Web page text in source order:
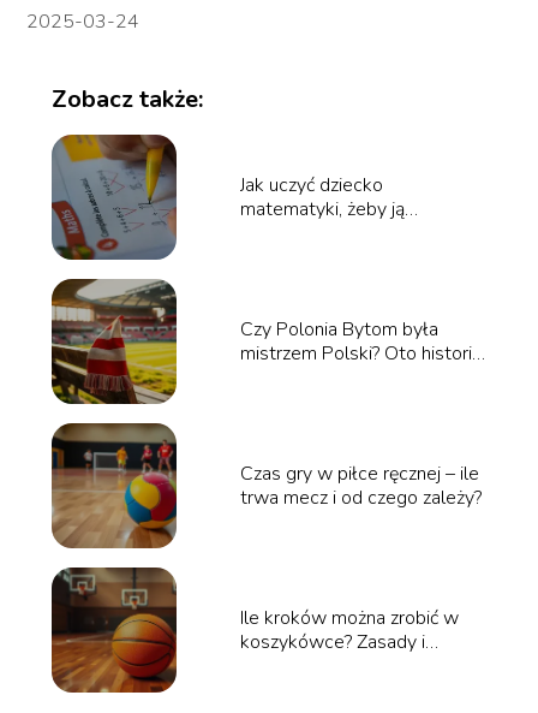
2025-03-24
Zobacz także:
Jak uczyć dziecko
matematyki, żeby ją
Czy Polonia Bytom była
mistrzem Polski? Oto historia
Czas gry w piłce ręcznej – ile
trwa mecz i od czego zależy?
Ile kroków można zrobić w
koszykówce? Zasady i